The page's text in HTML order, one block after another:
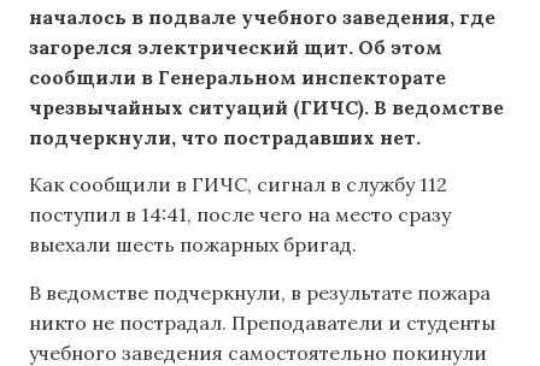
началось в подвале учебного заведения, где
загорелся электрический щит. Об этом
сообщили в Генеральном инспекторате
чрезвычайных ситуаций (ГИЧС). В ведомстве
подчеркнули, что пострадавших нет.
Как сообщили в ГИЧC, сигнал в службу 112
поступил в 14:41, после чего на место сразу
выехали шесть пожарных бригад.
В ведомстве подчеркнули, в результате пожара
никто не пострадал. Преподаватели и студенты
учебного заведения самостоятельно покинули